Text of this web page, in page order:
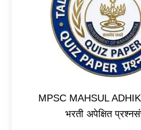
MPSC MAHSUL
भरती अपेक्षित